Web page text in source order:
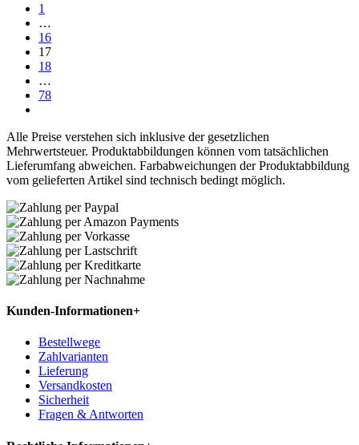
1
…
16
17
18
…
78
Alle Preise verstehen sich inklusive der gesetzlichen
Mehrwertsteuer. Produktabbildungen können vom tatsächlichen
Lieferumfang abweichen. Farbabweichungen der Produktabbildung
vom gelieferten Artikel sind technisch bedingt möglich.
Kunden-Informationen+
Bestellwege
Zahlvarianten
Lieferung
Versandkosten
Sicherheit
Fragen & Antworten